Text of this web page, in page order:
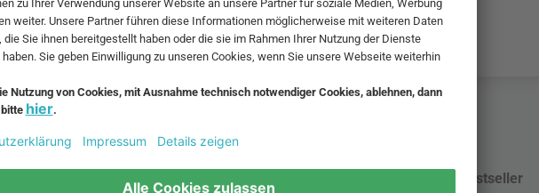
und zzgl.
Beliebte Leuchten Bestseller